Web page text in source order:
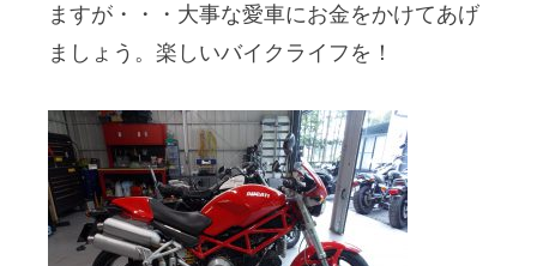
ますが・・・大事な愛車にお金をかけてあげ
ましょう。楽しいバイクライフを！